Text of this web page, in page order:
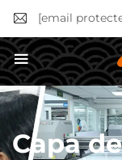
[email
Capa